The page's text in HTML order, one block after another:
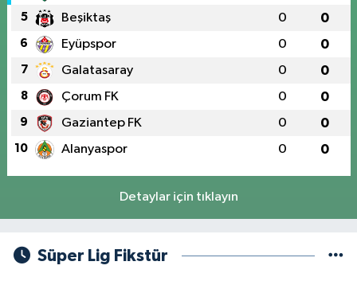
5 Beşiktaş 0 0
6 Eyüpspor 0 0
7 Galatasaray 0 0
8 Çorum FK 0 0
9 Gaziantep FK 0 0
10 Alanyaspor 0 0
Detaylar için tıklayın
Süper Lig Fikstür